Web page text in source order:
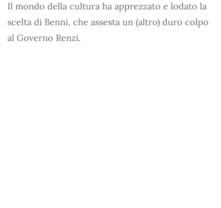
Il mondo della cultura ha apprezzato e lodato la
scelta di Benni, che assesta un (altro) duro colpo
al Governo Renzi.